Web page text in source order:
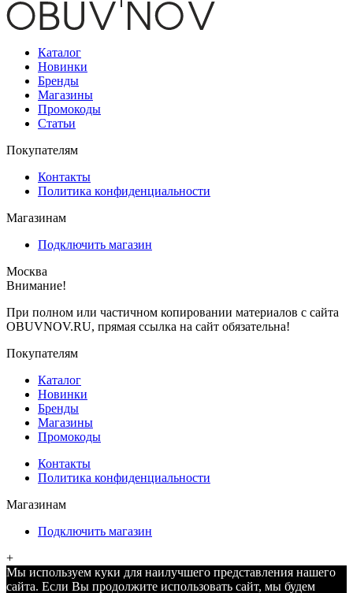
Каталог
Новинки
Бренды
Магазины
Промокоды
Статьи
Покупателям
Контакты
Политика конфиденциальности
Магазинам
Подключить магазин
Москва
Внимание!
При полном или частичном копировании материалов с сайта
OBUVNOV.RU, прямая ссылка на сайт обязательна!
Покупателям
Каталог
Новинки
Бренды
Магазины
Промокоды
Контакты
Политика конфиденциальности
Магазинам
Подключить магазин
+
Мы используем куки для наилучшего представления нашего
сайта. Если Вы продолжите использовать сайт, мы будем